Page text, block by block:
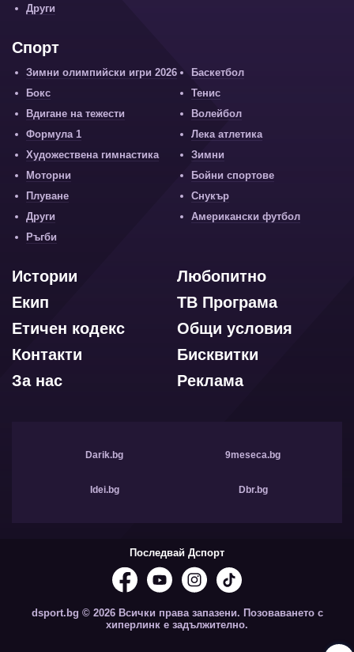
Други
Спорт
Зимни олимпийски игри 2026
Баскетбол
Бокс
Тенис
Вдигане на тежести
Волейбол
Формула 1
Лека атлетика
Художествена гимнастика
Зимни
Моторни
Бойни спортове
Плуване
Снукър
Други
Американски футбол
Ръгби
Любопитно
Истории
ТВ Програма
Екип
Общи условия
Етичен кодекс
Бисквитки
Контакти
Реклама
За нас
Darik.bg 9meseca.bg
Idei.bg Dbr.bg
Последвай Дспорт
dsport.bg © 2026 Всички права запазени. Позоваването с
хиперлинк е задължително.